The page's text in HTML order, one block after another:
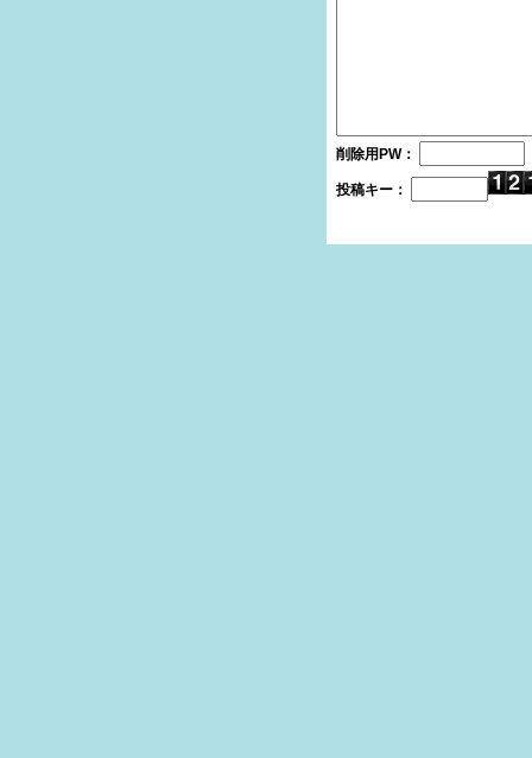
削除用PW：
投稿キー：